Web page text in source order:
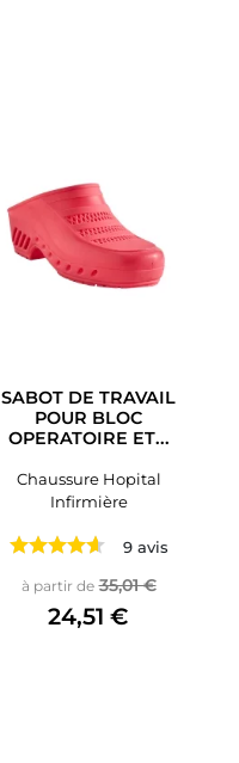
SABOT DE TRAVAIL
POUR BLOC
OPERATOIRE ET...
Chaussure Hopital
Infirmière
9 avis
à partir de Prix de base
35,01 €Prix
24,51 €